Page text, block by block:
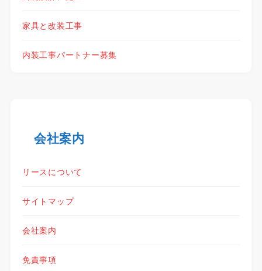
家具と改装工事
内装工事パートナー募集
会社案内
リースについて
サイトマップ
会社案内
免責事項